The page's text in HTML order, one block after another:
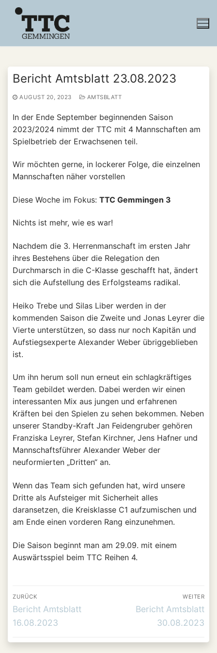
Inhalt
springen
Bericht Amtsblatt 23.08.2023
AUGUST 20, 2023 AMTSBLATT
In der Ende September beginnenden Saison
2023/2024 nimmt der TTC mit 4 Mannschaften am
Spielbetrieb der Erwachsenen teil.
Wir möchten gerne, in lockerer Folge, die einzelnen
Mannschaften näher vorstellen
Diese Woche im Fokus: TTC Gemmingen 3
Nichts ist mehr, wie es war!
Nachdem die 3. Herrenmanschaft im ersten Jahr
ihres Bestehens über die Relegation den
Durchmarsch in die C-Klasse geschafft hat, ändert
sich die Aufstellung des Erfolgsteams radikal.
Heiko Trebe und Silas Liber werden in der
kommenden Saison die Zweite und Jonas Leyrer die
Vierte unterstützen, so dass nur noch Kapitän und
Aufstiegsexperte Alexander Weber übriggeblieben
ist.
Um ihn herum soll nun erneut ein schlagkräftiges
Team gebildet werden. Dabei werden wir einen
interessanten Mix aus jungen und erfahrenen
Kräften bei den Spielen zu sehen bekommen. Neben
unserer Standby-Kraft Jan Feidengruber gehören
Franziska Leyrer, Stefan Kirchner, Jens Hafner und
Mannschaftsführer Alexander Weber der
neuformierten „Dritten“ an.
Wenn das Team sich gefunden hat, wird unsere
Dritte als Aufsteiger mit Sicherheit alles
daransetzen, die Kreisklasse C1 aufzumischen und
am Ende einen vorderen Rang einzunehmen.
Die Saison beginnt man am 29.09. mit einem
Auswärtsspiel beim TTC Reihen 4.
Beitrags-
Navigation
ZURÜCK
Vorheriger
Beitrag:
Bericht Amtsblatt
16.08.2023
WEITER
Nächster
Beitrag:
Bericht Amtsblatt
30.08.2023